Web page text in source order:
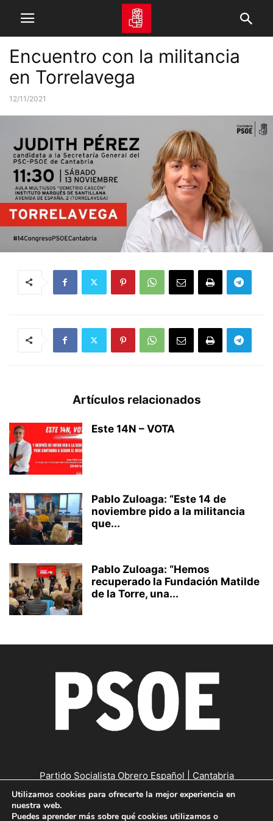
Encuentro con la militancia
en Torrelavega
12/11/2021
Artículos relacionados
Este 14N – VOTA
Pablo Zuloaga: “Este 14 de
noviembre pido a la militancia
que...
Pablo Zuloaga: “Hemos
recuperado la Fundación Matilde
de la Torre, una...
Partido Socialista Obrero Español | Cantabria
Contáctanos:cantabria@psc-psoe.es
Utilizamos cookies para ofrecerte la mejor experiencia en
nuestra web.
Puedes aprender más sobre qué cookies utilizamos o